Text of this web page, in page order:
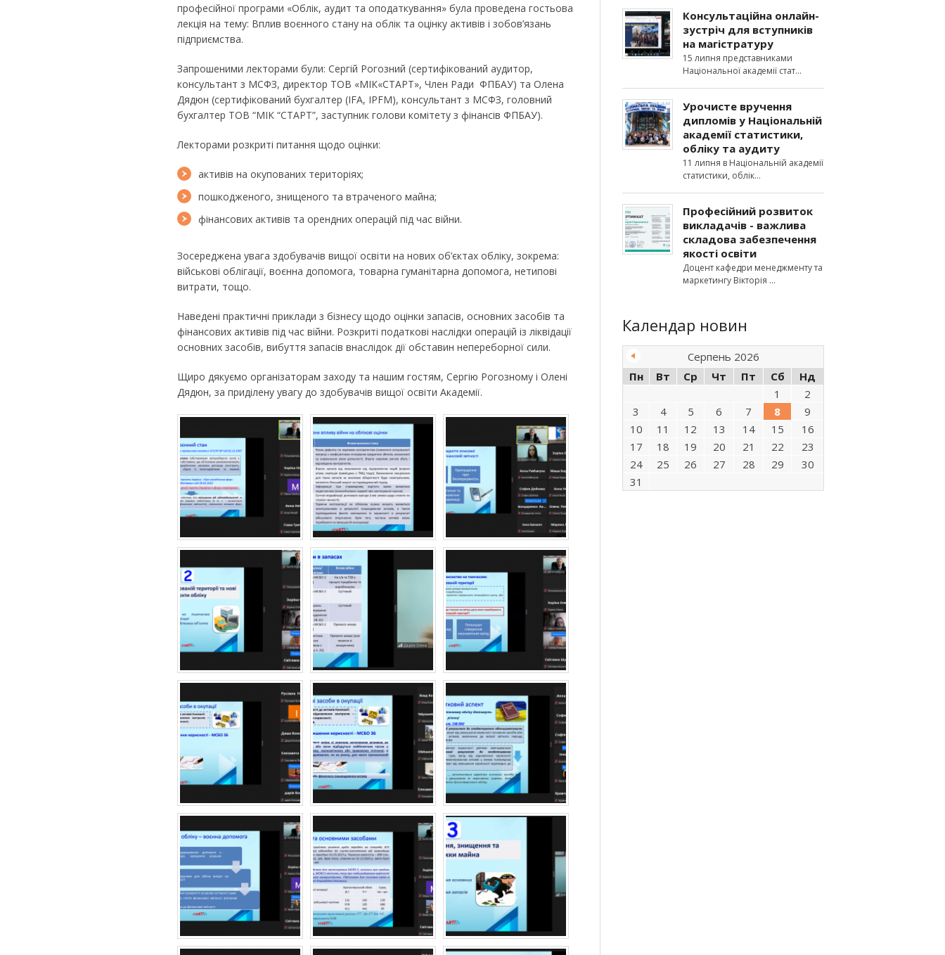
професійної програми «Облік, аудит та оподаткування» була проведена гостьова
лекція на тему: Вплив воєнного стану на облік та оцінку активів і зобов’язань
підприємства.
Запрошеними лекторами були: Сергій Рогозний (сертифікований аудитор,
консультант з МСФЗ, директор ТОВ «МІК«СТАРТ», Член Ради ФПБАУ) та Олена
Дядюн (сертифікований бухгалтер (IFA, IPFM), консультант з МСФЗ, головний
бухгалтер ТОВ “МІК “СТАРТ”, заступник голови комітету з фінансів ФПБАУ).
Лекторами розкриті питання щодо оцінки:
активів на окупованих територіях;
пошкодженого, знищеного та втраченого майна;
фінансових активів та орендних операцій під час війни.
Зосереджена увага здобувачів вищої освіти на нових об’єктах обліку, зокрема:
військові облігації, воєнна допомога, товарна гуманітарна допомога, нетипові
витрати, тощо.
Наведені практичні приклади з бізнесу щодо оцінки запасів, основних засобів та
фінансових активів під час війни. Розкриті податкові наслідки операцій із ліквідації
основних засобів, вибуття запасів внаслідок дії обставин непереборної сили.
Щиро дякуємо організаторам заходу та нашим гостям, Сергію Рогозному і Олені
Дядюн, за приділену увагу до здобувачів вищої освіти Академії.
Консультаційна онлайн-
зустріч для вступників
на магістратуру
15 липня представниками
Національної академії стат
Урочисте вручення
дипломів у Національній
академії статистики,
обліку та аудиту
11 липня в Національній академії
статистики, облік
Професійний розвиток
викладачів - важлива
складова забезпечення
якості освіти
Доцент кафедри менеджменту та
маркетингу Вікторія
Календар новин
Серпень 2026
Пн
Вт Ср Чт Пт Сб
Нд
1
2
3
4 5 6 7 8
9
10
11 12 13 14 15
16
17
18 19 20 21 22
23
24
25 26 27 28 29
30
31